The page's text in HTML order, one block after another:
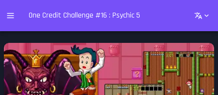
One Credit Challenge #16 : Psychic 5